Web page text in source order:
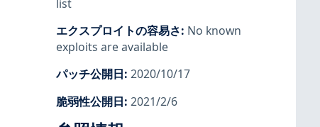
list
エクスプロイトの容易さ: No known
exploits are available
パッチ公開日: 2020/10/17
脆弱性公開日: 2021/2/6